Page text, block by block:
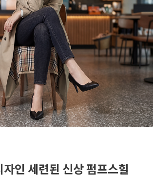
자인 세련된 신상 펌프스힐